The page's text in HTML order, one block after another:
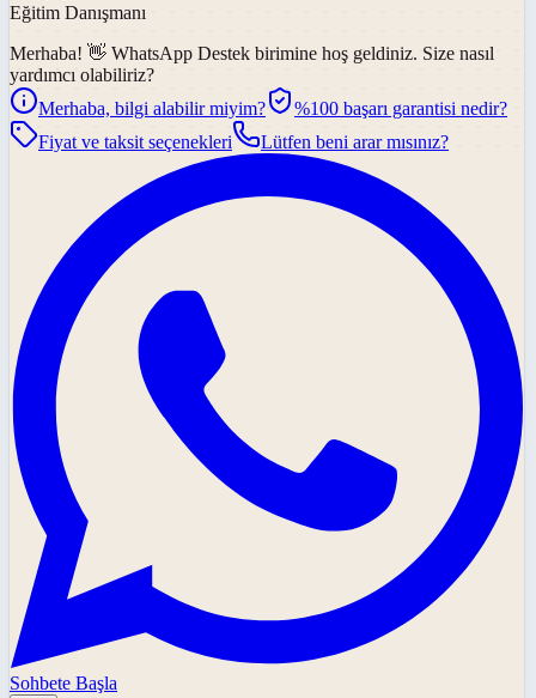
Eğitim Danışmanı
Merhaba! 👋 WhatsApp Destek birimine hoş geldiniz. Size nasıl
yardımcı olabiliriz?
Merhaba, bilgi alabilir miyim?
%100 başarı garantisi nedir?
Fiyat ve taksit seçenekleri
Lütfen beni arar mısınız?
Sohbete Başla